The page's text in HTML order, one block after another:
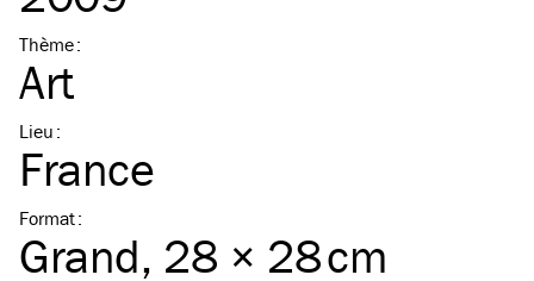
Thème:
Art
Lieu :
France
Format:
Grand, 28 × 28 cm